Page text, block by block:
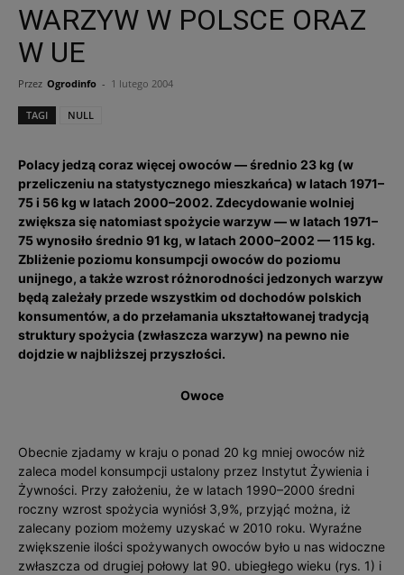
WARZYW W POLSCE ORAZ
W UE
Przez Ogrodinfo - 1 lutego 2004
TAGI NULL
Polacy jedzą coraz więcej owoców — średnio 23 kg (w
przeliczeniu na statystycznego mieszkańca) w latach 1971–
75 i 56 kg w latach 2000–2002. Zdecydowanie wolniej
zwiększa się natomiast spożycie warzyw — w latach 1971–
75 wynosiło średnio 91 kg, w latach 2000–2002 — 115 kg.
Zbliżenie poziomu konsumpcji owoców do poziomu
unijnego, a także wzrost różnorodności jedzonych warzyw
będą zależały przede wszystkim od dochodów polskich
konsumentów, a do przełamania ukształtowanej tradycją
struktury spożycia (zwłaszcza warzyw) na pewno nie
dojdzie w najbliższej przyszłości.
Owoce
Obecnie zjadamy w kraju o ponad 20 kg mniej owoców niż
zaleca model konsumpcji ustalony przez Instytut Żywienia i
Żywności. Przy założeniu, że w latach 1990–2000 średni
roczny wzrost spożycia wyniósł 3,9%, przyjąć można, iż
zalecany poziom możemy uzyskać w 2010 roku. Wyraźne
zwiększenie ilości spożywanych owoców było u nas widoczne
zwłaszcza od drugiej połowy lat 90. ubiegłego wieku (rys. 1) i